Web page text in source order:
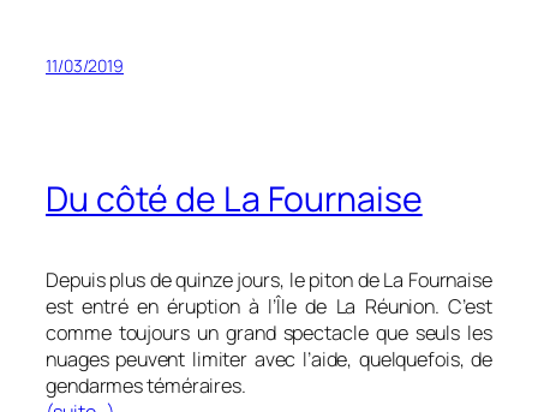
11/03/2019
Du côté de La Fournaise
Depuis plus de quinze jours, le piton de La Fournaise
est entré en éruption à l’Île de La Réunion. C’est
comme toujours un grand spectacle que seuls les
nuages peuvent limiter avec l’aide, quelquefois, de
gendarmes téméraires.